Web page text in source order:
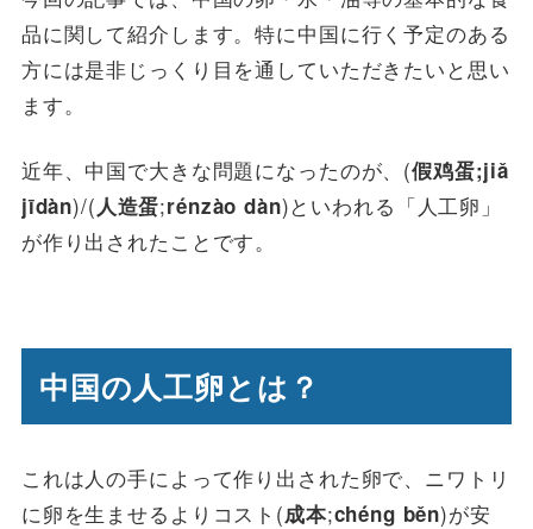
品に関して紹介します。特に中国に行く予定のある
方には是非じっくり目を通していただきたいと思い
ます。
近年、中国で大きな問題になったのが、(假鸡蛋;jiǎ
jīdàn)/(人造蛋;rénzào dàn)といわれる「人工卵」
が作り出されたことです。
中国の人工卵とは？
これは人の手によって作り出された卵で、ニワトリ
に卵を生ませるよりコスト(成本;chéng běn)が安